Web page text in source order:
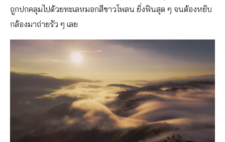
ถูกปกคลุมไปด้วยทะเลหมอกสีขาวโพลน ยิ่งฟินสุด ๆ จนต้องหยิบ
กล้องมาถ่ายรัว ๆ เลย